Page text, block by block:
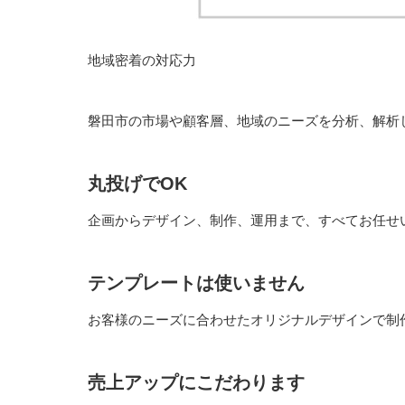
地域密着の対応力
磐田市の市場や顧客層、地域のニーズを分析、解
丸投げでOK
企画からデザイン、制作、運用まで、すべてお任せ
テンプレートは使いません
お客様のニーズに合わせたオリジナルデザインで制
売上アップにこだわります